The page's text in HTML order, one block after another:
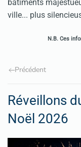
bâtiments
ville... plus
N.B. Ces
Précédent
Réveillons
Noël 2026